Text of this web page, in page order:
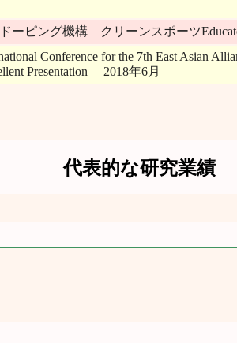
ーピング機構 クリーンスポーツ
Conference for the 7th East Asian
Presentation 2018年6月
代表的な研究業績